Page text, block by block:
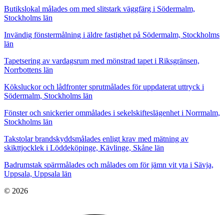
Butikslokal målades om med slitstark väggfärg i Södermalm,
Stockholms län
Invändig fönstermålning i äldre fastighet på Södermalm, Stockholms
län
Tapetsering av vardagsrum med mönstrad tapet i Riksgränsen,
Norrbottens län
Köksluckor och lådfronter sprutmålades för uppdaterat uttryck i
Södermalm, Stockholms län
Fönster och snickerier ommålades i sekelskifteslägenhet i Norrmalm,
Stockholms län
Takstolar brandskyddsmålades enligt krav med mätning av
skikttjocklek i Löddeköpinge, Kävlinge, Skåne län
Badrumstak spärrmålades och målades om för jämn vit yta i Sävja,
Uppsala, Uppsala län
© 2026